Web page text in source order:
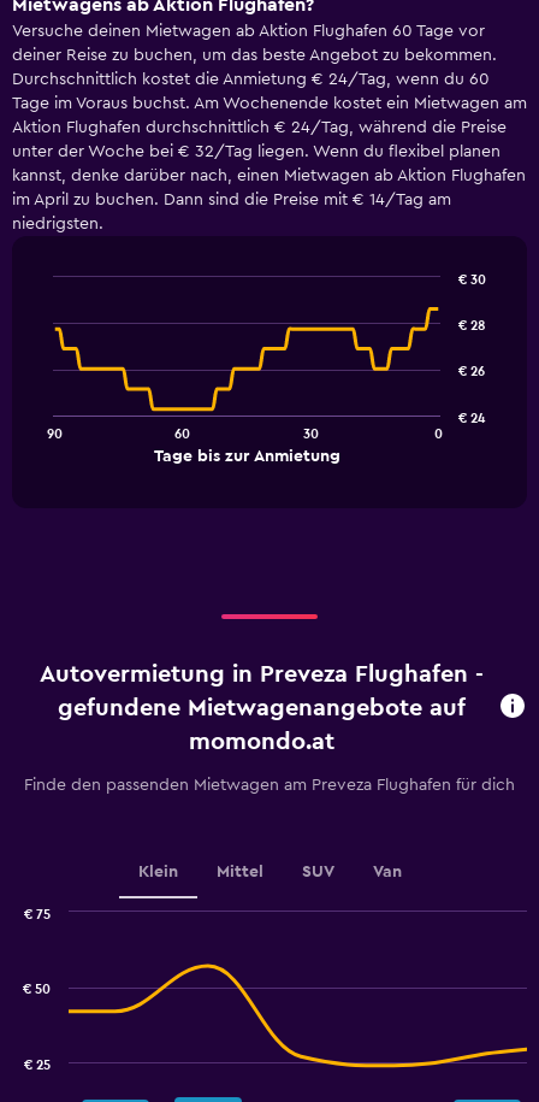
Mietwagens ab Aktion Flughafen?
Versuche deinen Mietwagen ab Aktion Flughafen 60 Tage vor
deiner Reise zu buchen, um das beste Angebot zu bekommen.
Durchschnittlich kostet die Anmietung € 24/Tag, wenn du 60
Tage im Voraus buchst. Am Wochenende kostet ein Mietwagen am
Aktion Flughafen durchschnittlich € 24/Tag, während die Preise
unter der Woche bei € 32/Tag liegen. Wenn du flexibel planen
kannst, denke darüber nach, einen Mietwagen ab Aktion Flughafen
im April zu buchen. Dann sind die Preise mit € 14/Tag am
niedrigsten.
chart
with
The
Anmietung.
Range:
chart
displaying
values.
to
Tage bis zur Anmietung
90 60 30 0
€ 24
€ 26
€ 28
€ 30
Autovermietung in Preveza Flughafen -
gefundene Mietwagenangebote auf
momondo.at
Finde den passenden Mietwagen am Preveza Flughafen für dich
Klein Mittel SUV Van
€ 25
€ 50
€ 75